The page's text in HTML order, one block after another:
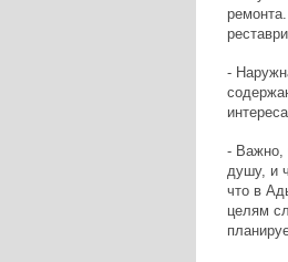
-
- Важно,
душу, и
что в
целям